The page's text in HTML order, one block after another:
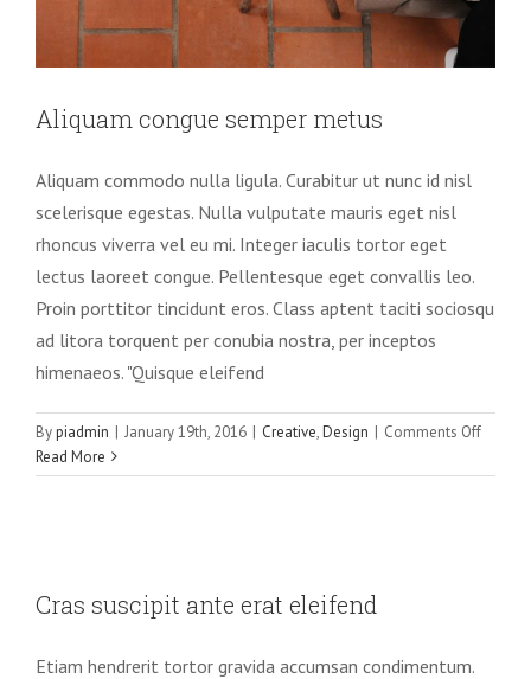
Aliquam congue semper metus
Aliquam commodo nulla ligula. Curabitur ut nunc id nisl
scelerisque egestas. Nulla vulputate mauris eget nisl
rhoncus viverra vel eu mi. Integer iaculis tortor eget
lectus laoreet congue. Pellentesque eget convallis leo.
Proin porttitor tincidunt eros. Class aptent taciti sociosqu
ad litora torquent per conubia nostra, per inceptos
himenaeos. "Quisque eleifend
Bypiadmin | January 19th, 2016 | Creative,Design | Comments Offon
congue
Read More
Creative News
Cras suscipit ante erat eleifend
Etiam hendrerit tortor gravida accumsan condimentum.